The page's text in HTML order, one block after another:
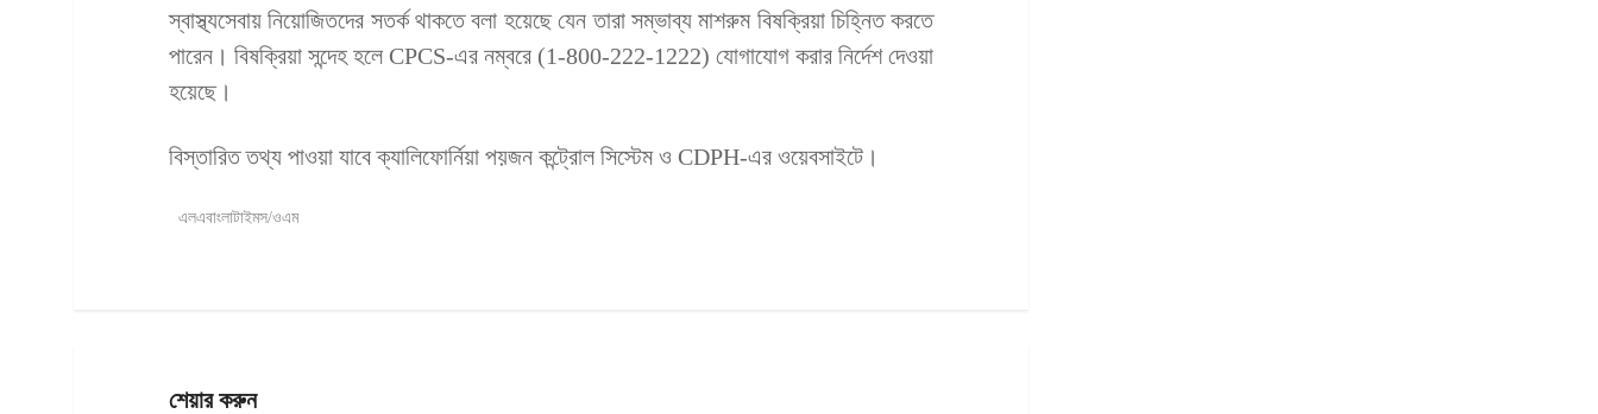
স্বাস্থ্যসেবায় নিয়োজিতদের সতর্ক থাকতে বলা হয়েছে যেন তারা সম্ভাব্য মাশরুম বিষক্রিয়া চিহ্নিত করতে
পারেন। বিষক্রিয়া সন্দেহ হলে CPCS-এর নম্বরে (1-800-222-1222) যোগাযোগ করার নির্দেশ দেওয়া
হয়েছে।
বিস্তারিত তথ্য পাওয়া যাবে ক্যালিফোর্নিয়া পয়জন কন্ট্রোল সিস্টেম ও CDPH-এর ওয়েবসাইটে।
এলএবাংলাটাইমস/ওএম
শেয়ার করুন